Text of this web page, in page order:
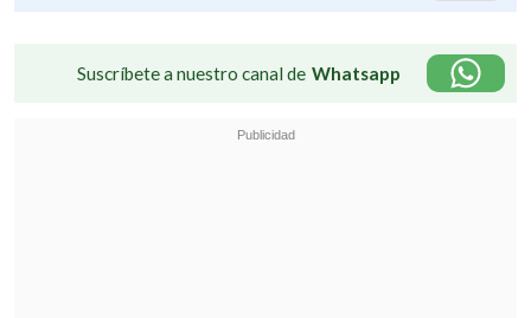
Suscríbete a nuestro canal de Whatsapp